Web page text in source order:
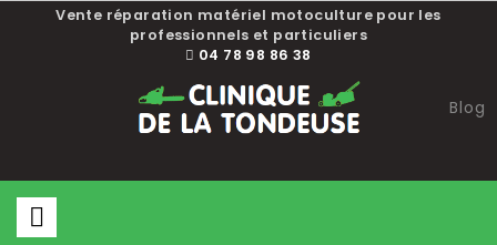
Vente réparation matériel motoculture pour les
professionnels et particuliers
04 78 98 86 38
Blog